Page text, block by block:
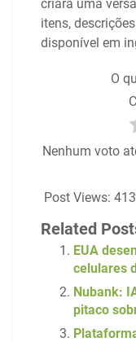
criará uma
itens,
disponível em
O
Nenhum voto
Post Views: 413
Related
EUA
celulares
Nubank:
pitaco